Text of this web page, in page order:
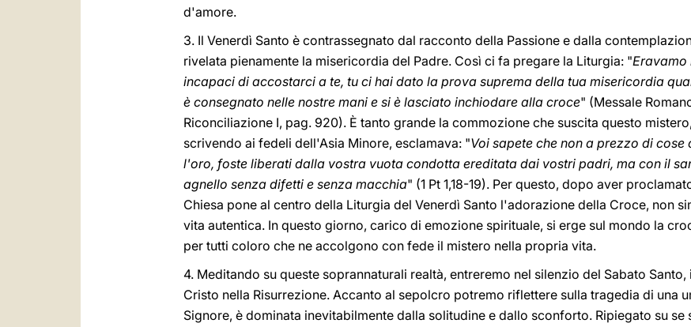
d'amore.
3. Il Venerdì Santo è contrassegnato dal racconto della Passione e dalla
rivelata pienamente la misericordia del Padre. Così ci fa pregare la Liturgia: "Eravamo
incapaci di accostarci a te, tu ci hai dato la prova suprema della tua misericordia
è consegnato nelle nostre mani e si è lasciato inchiodare alla croce" (Messale
Riconciliazione I, pag. 920). È tanto grande la commozione che suscita questo
scrivendo ai fedeli dell'Asia Minore, esclamava: "Voi sapete che non a prezzo di
l'oro, foste liberati dalla vostra vuota condotta ereditata dai vostri padri, ma con il
agnello senza difetti e senza macchia" (1 Pt 1,18-19). Per questo, dopo aver
Chiesa pone al centro della Liturgia del Venerdì Santo l'adorazione della Croce, non
vita autentica. In questo giorno, carico di emozione spirituale, si erge sul mondo la
per tutti coloro che ne accolgono con fede il mistero nella propria vita.
4. Meditando su queste soprannaturali realtà, entreremo nel silenzio del Sabato
Cristo nella Risurrezione. Accanto al sepolcro potremo riflettere sulla tragedia di una
Signore, è dominata inevitabilmente dalla solitudine e dallo sconforto. Ripiegato su se